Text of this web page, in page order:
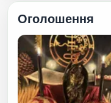
Оголошення